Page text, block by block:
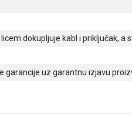
dokupljuje kabl i priključak, a
garancije uz garantnu izjavu